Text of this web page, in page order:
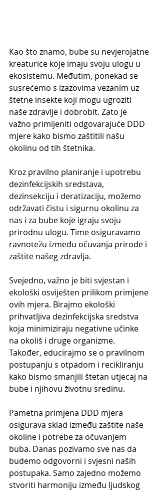
Kao što znamo, bube su nevjerojatne
kreaturice koje imaju svoju ulogu u
ekosistemu. Međutim, ponekad se
susrećemo s izazovima vezanim uz
štetne insekte koji mogu ugroziti
naše zdravlje i dobrobit. Zato je
važno primijeniti odgovarajuće DDD
mjere kako bismo zaštitili našu
okolinu od tih štetnika.
Kroz pravilno planiranje i upotrebu
dezinfekcijskih sredstava,
dezinsekciju i deratizaciju, možemo
održavati čistu i sigurnu okolinu za
nas i za bube koje igraju svoju
prirodnu ulogu. Time osiguravamo
ravnotežu između očuvanja prirode i
zaštite našeg zdravlja.
Svejedno, važno je biti svjestan i
ekološki osviješten prilikom primjene
ovih mjera. Birajmo ekološki
prihvatljiva dezinfekcijska sredstva
koja minimiziraju negativne učinke
na okoliš i druge organizme.
Također, educirajmo se o pravilnom
postupanju s otpadom i recikliranju
kako bismo smanjili štetan utjecaj na
bube i njihovu životnu sredinu.
Pametna primjena DDD mjera
osigurava sklad između zaštite naše
okoline i potrebe za očuvanjem
buba. Danas pozivamo sve nas da
budemo odgovorni i svjesni naših
postupaka. Samo zajedno možemo
stvoriti harmoniju između ljudskog